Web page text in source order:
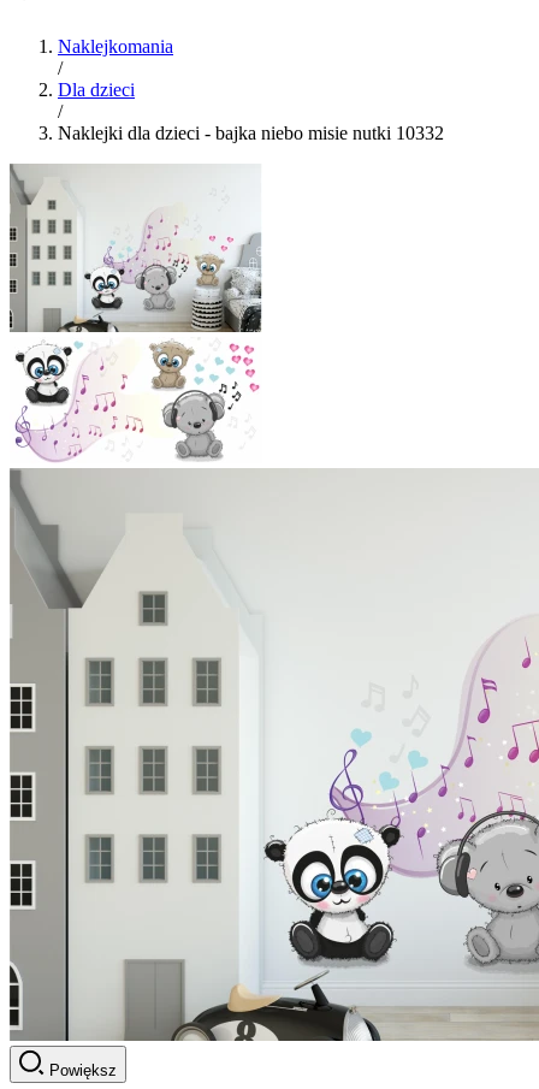
Naklejkomania
/
Dla dzieci
/
Naklejki dla dzieci - bajka niebo misie nutki 10332
Powiększ